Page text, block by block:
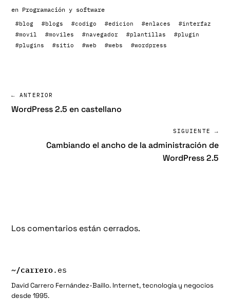
en Programación y software
#blog #blogs #codigo #edicion #enlaces
#interfaz
#movil
#moviles #navegador #plantillas
#plugin
#plugins
#sitio #web #webs #wordpress
← ANTERIOR
WordPress 2.5 en castellano
SIGUIENTE →
Cambiando el ancho de la administración de
WordPress 2.5
Los comentarios están cerrados.
~/carrero.es
David Carrero Fernández-Baillo. Internet, tecnología y negocios
desde 1995.